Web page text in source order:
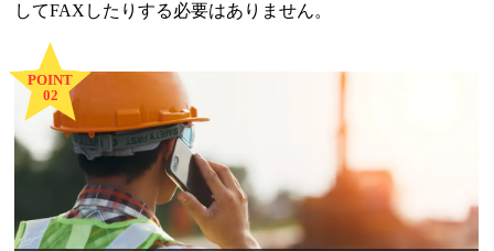
してFAXしたりする必要はありません。
POINT
02